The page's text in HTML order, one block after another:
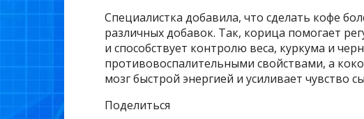
Специалистка добавила, что сделать кофе
различных добавок. Так, корица помогает
и способствует контролю веса, куркума и
противовоспалительными свойствами, а
мозг быстрой энергией и усиливает чувство
Поделиться